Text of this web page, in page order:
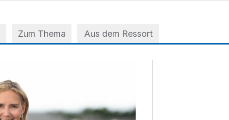
Zum Thema Aus dem Ressort